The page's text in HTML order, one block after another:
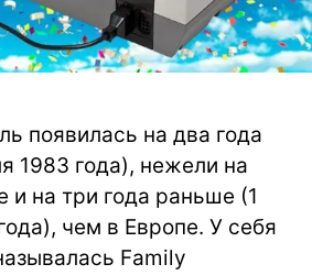
появилась на два года
1983 года), нежели на
и на три года раньше (1
чем в Европе. У себя
Family